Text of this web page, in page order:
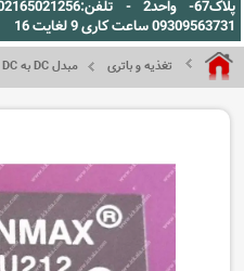
09309563731 ساعت کاری 9 لغایت 16
تغذیه و باتری مبدل DC به DC